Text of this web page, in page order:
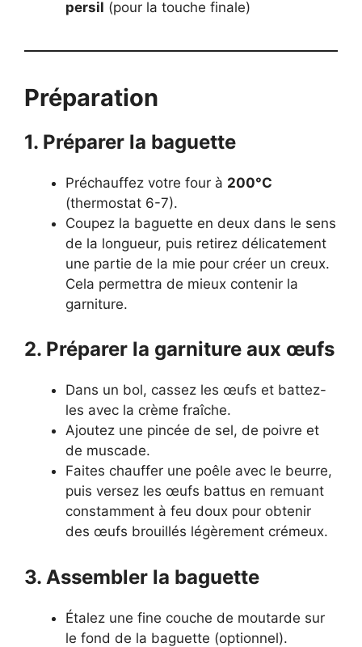
persil (pour la touche finale)
Préparation
1. Préparer la baguette
Préchauffez votre four à 200°C
(thermostat 6-7).
Coupez la baguette en deux dans le sens
de la longueur, puis retirez délicatement
une partie de la mie pour créer un creux.
Cela permettra de mieux contenir la
garniture.
2. Préparer la garniture aux œufs
Dans un bol, cassez les œufs et battez-
les avec la crème fraîche.
Ajoutez une pincée de sel, de poivre et
de muscade.
Faites chauffer une poêle avec le beurre,
puis versez les œufs battus en remuant
constamment à feu doux pour obtenir
des œufs brouillés légèrement crémeux.
3. Assembler la baguette
Étalez une fine couche de moutarde sur
le fond de la baguette (optionnel).